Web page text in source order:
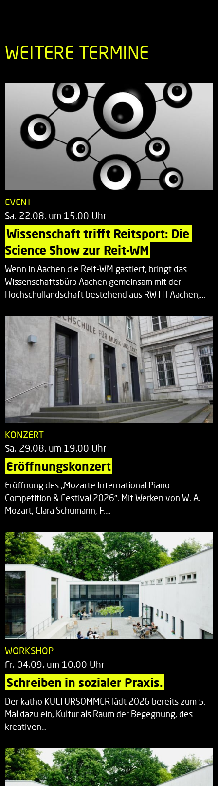
WEITERE TERMINE
EVENT
Sa. 22.08. um 15.00 Uhr
Wissenschaft trifft Reitsport: Die
Science Show zur Reit-WM
Wenn in Aachen die Reit-WM gastiert, bringt das
Wissenschaftsbüro Aachen gemeinsam mit der
Hochschullandschaft bestehend aus RWTH Aachen,…
KONZERT
Sa. 29.08. um 19.00 Uhr
Eröffnungskonzert
Eröffnung des „Mozarte International Piano
Competition & Festival 2026“. Mit Werken von W. A.
Mozart, Clara Schumann, F.…
WORKSHOP
Fr. 04.09. um 10.00 Uhr
Schreiben in sozialer Praxis.
Der katho KULTURSOMMER lädt 2026 bereits zum 5.
Mal dazu ein, Kultur als Raum der Begegnung, des
kreativen…